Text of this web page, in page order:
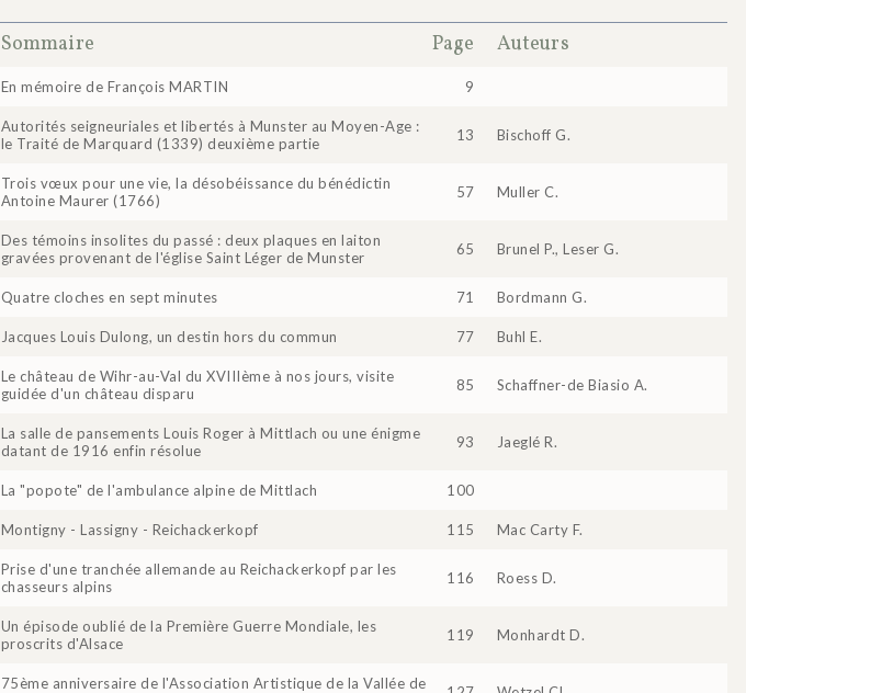
Sommaire Page Auteurs
En mémoire de François MARTIN 9
Autorités seigneuriales et libertés à Munster au Moyen-Age :
le Traité de Marquard (1339) deuxième partie
13 Bischoff G.
Trois vœux pour une vie, la désobéissance du bénédictin
Antoine Maurer (1766)
57 Muller C.
Des témoins insolites du passé : deux plaques en laiton
gravées provenant de l'église Saint Léger de Munster
65 Brunel P., Leser G.
Quatre cloches en sept minutes 71 Bordmann G.
Jacques Louis Dulong, un destin hors du commun 77 Buhl E.
Le château de Wihr-au-Val du XVIIIème à nos jours, visite
guidée d'un château disparu
85 Schaffner-de Biasio A.
La salle de pansements Louis Roger à Mittlach ou une énigme
datant de 1916 enfin résolue
93 Jaeglé R.
La "popote" de l'ambulance alpine de Mittlach 100
Montigny - Lassigny - Reichackerkopf 115 Mac Carty F.
Prise d'une tranchée allemande au Reichackerkopf par les
chasseurs alpins
116 Roess D.
Un épisode oublié de la Première Guerre Mondiale, les
proscrits d'Alsace
119 Monhardt D.
75ème anniversaire de l'Association Artistique de la Vallée de